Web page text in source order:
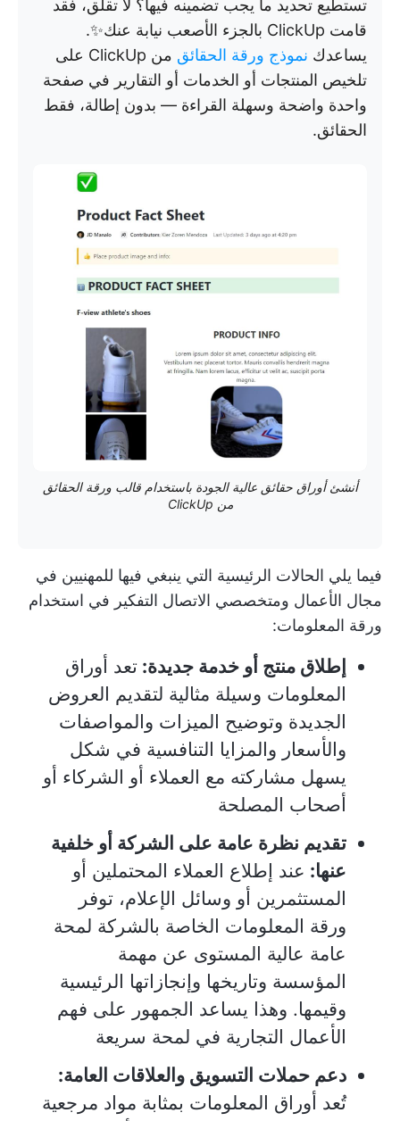
تستطيع تحديد ما يجب تضمينه فيها؟ لا تقلق، فقد
قامت ClickUp بالجزء الأصعب نيابة عنك✨.
يساعدك نموذج ورقة الحقائق
من ClickUp على
تلخيص المنتجات أو الخدمات أو التقارير في صفحة
واحدة واضحة وسهلة القراءة — بدون إطالة، فقط
الحقائق.
أنشئ أوراق حقائق عالية الجودة باستخدام قالب ورقة الحقائق
من ClickUp
فيما يلي الحالات الرئيسية التي ينبغي فيها للمهنيين في
مجال الأعمال ومتخصصي الاتصال التفكير في استخدام
ورقة المعلومات:
إطلاق منتج أو خدمة جديدة: تعد أوراق
المعلومات وسيلة مثالية لتقديم العروض
الجديدة وتوضيح الميزات والمواصفات
والأسعار والمزايا التنافسية في شكل
يسهل مشاركته مع العملاء أو الشركاء أو
أصحاب المصلحة
تقديم نظرة عامة على الشركة أو خلفية
عنها: عند إطلاع العملاء المحتملين أو
المستثمرين أو وسائل الإعلام، توفر
ورقة المعلومات الخاصة بالشركة لمحة
عامة عالية المستوى عن مهمة
المؤسسة وتاريخها وإنجازاتها الرئيسية
وقيمها. وهذا يساعد الجمهور على فهم
الأعمال التجارية في لمحة سريعة
دعم حملات التسويق والعلاقات العامة:
تُعد أوراق المعلومات بمثابة مواد مرجعية